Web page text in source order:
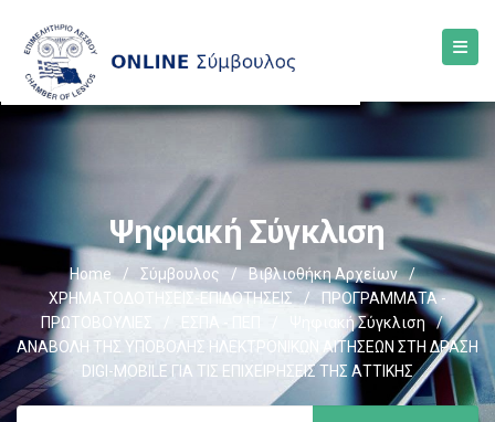
Ψηφιακή Σύγκλιση
Home / Σύμβουλος / Βιβλιοθήκη Αρχείων
/
ΧΡΗΜΑΤΟΔΟΤΗΣΕΙΣ-ΕΠΙΔΟΤΗΣΕΙΣ
/
ΠΡΟΓΡΑΜΜΑΤΑ -
ΠΡΩΤΟΒΟΥΛΙΕΣ
ΕΣΠΑ - ΠΕΠ Ψηφιακή Σύγκλιση
/
ΑΝΑΒΟΛΗ ΤΗΣ ΥΠΟΒΟΛΗΣ ΗΛΕΚΤΡΟΝΙΚΩΝ ΑΙΤΗΣΕΩΝ ΣΤΗ ΔΡΑΣΗ
DIGI-MOBILE ΓΙΑ ΤΙΣ ΕΠΙΧΕΙΡΗΣΕΙΣ ΤΗΣ ΑΤΤΙΚΗΣ